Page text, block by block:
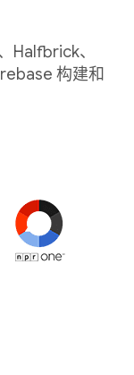
Halfbrick、
构建和